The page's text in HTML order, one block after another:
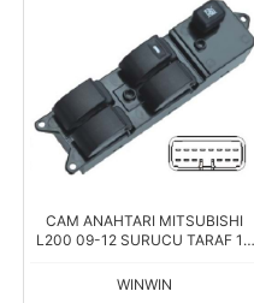
CAM ANAHTARI MITSUBISHI
L200 09-12 SURUCU TARAF 14
WINWIN